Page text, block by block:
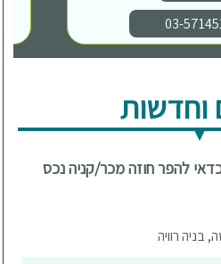
03-
וחדשות
להפר חוזה מכר/קניה נכס
רוויה